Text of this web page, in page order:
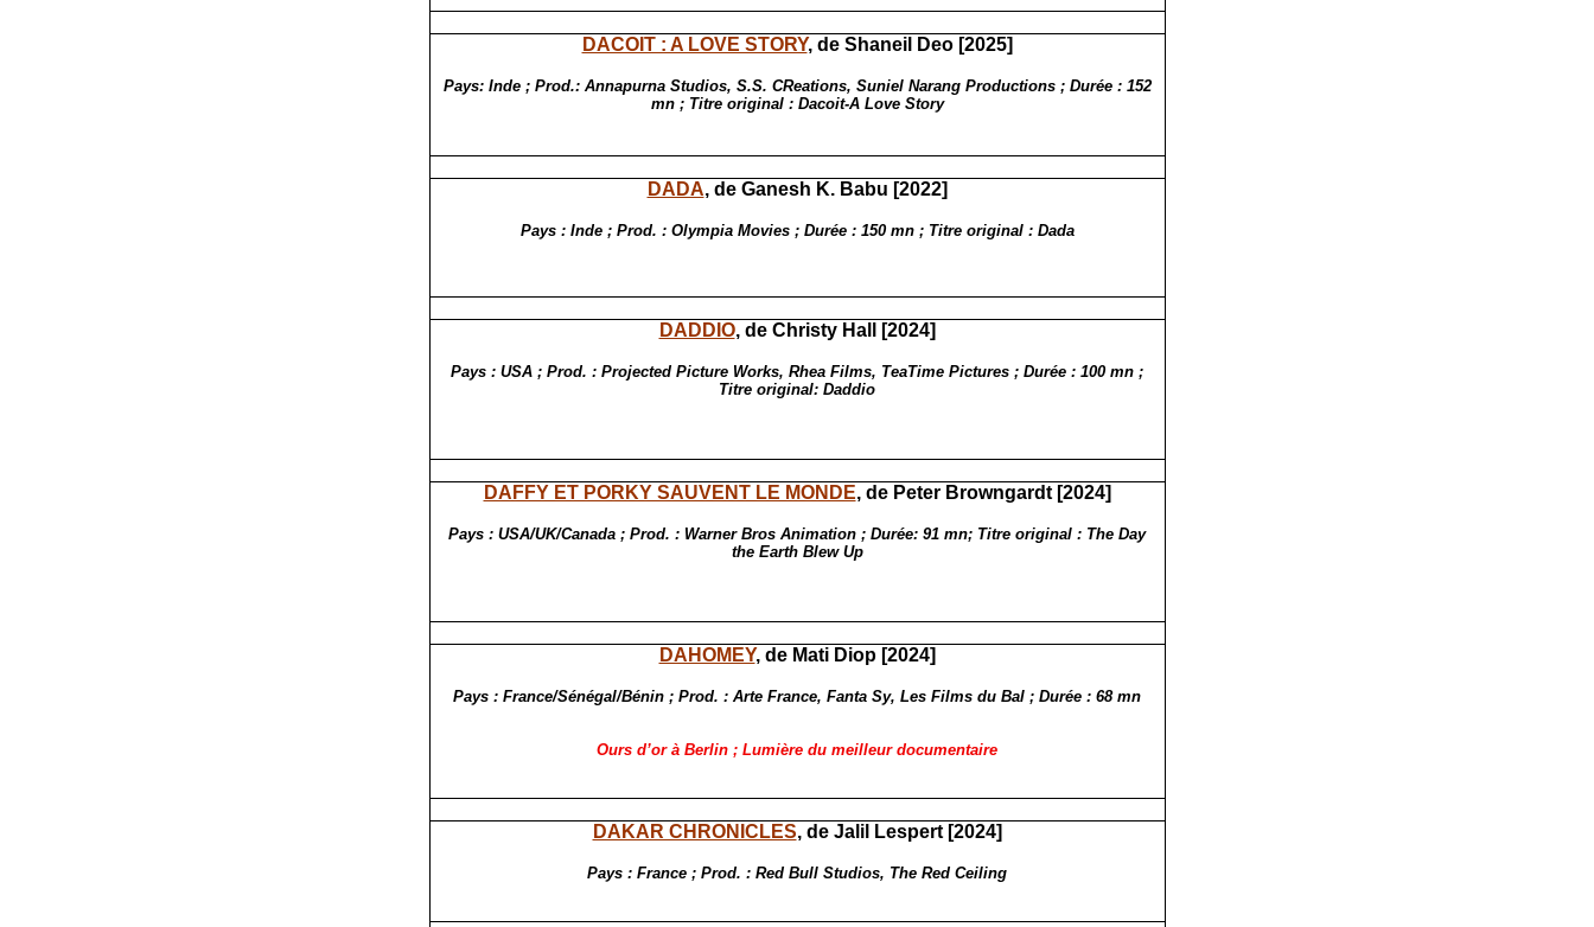
DACOIT : A LOVE STORY, de Shaneil Deo [2025]
Pays: Inde ; Prod.: Annapurna Studios, S.S. CReations, Suniel Narang Productions ; Durée : 152
mn ; Titre original : Dacoit-A Love Story
DADA, de Ganesh K. Babu [2022]
Pays : Inde ; Prod. : Olympia Movies ; Durée : 150 mn ; Titre original : Dada
DADDIO, de Christy Hall [2024]
Pays : USA ; Prod. : Projected Picture Works, Rhea Films, TeaTime Pictures ; Durée : 100 mn ;
Titre original: Daddio
DAFFY ET PORKY SAUVENT LE MONDE, de Peter Browngardt [2024]
Pays : USA/UK/Canada ; Prod. : Warner Bros Animation ; Durée: 91 mn; Titre original : The Day
the Earth Blew Up
DAHOMEY, de Mati Diop [2024]
Pays : France/Sénégal/Bénin ; Prod. : Arte France, Fanta Sy, Les Films du Bal ; Durée : 68 mn
Ours d’or à Berlin ; Lumière du meilleur documentaire
DAKAR CHRONICLES, de Jalil Lespert [2024]
Pays : France ; Prod. : Red Bull Studios, The Red Ceiling